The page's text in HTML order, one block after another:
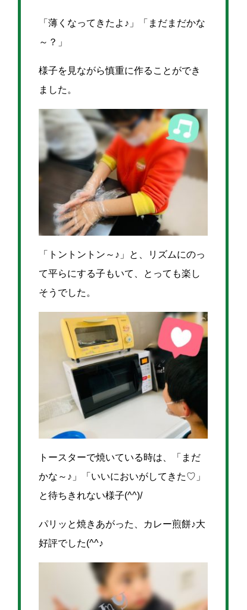
「薄くなってきたよ♪」「まだまだかな
～？」
様子を見ながら慎重に作ることができ
ました。
「トントントン～♪」と、リズムにのっ
て平らにする子もいて、とっても楽し
そうでした。
トースターで焼いている時は、「まだ
かな～♪」「いいにおいがしてきた♡」
と待ちきれない様子(^^)/
パリッと焼きあがった、カレー煎餅♪大
好評でした(^^♪